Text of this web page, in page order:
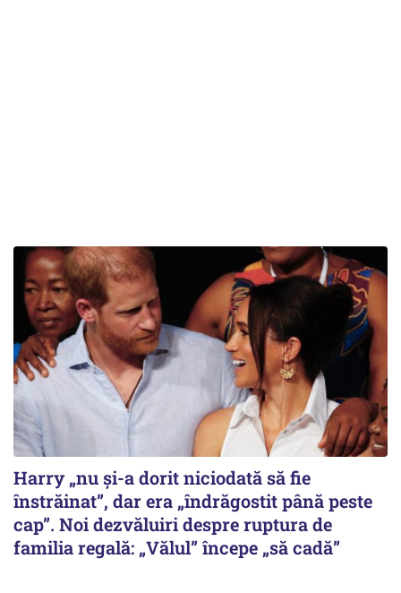
Harry „nu și-a dorit niciodată să fie
înstrăinat”, dar era „îndrăgostit până peste
cap”. Noi dezvăluiri despre ruptura de
familia regală: „Vălul” începe „să cadă”